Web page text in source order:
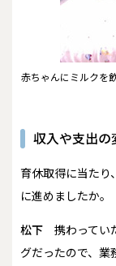
赤ちゃんにミルクを
収入や支出の
――育休取得に当た
に進めましたか。
松下
携わってい
グだったので、業